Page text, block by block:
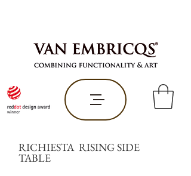
RICHIESTA RISING SIDE
TABLE